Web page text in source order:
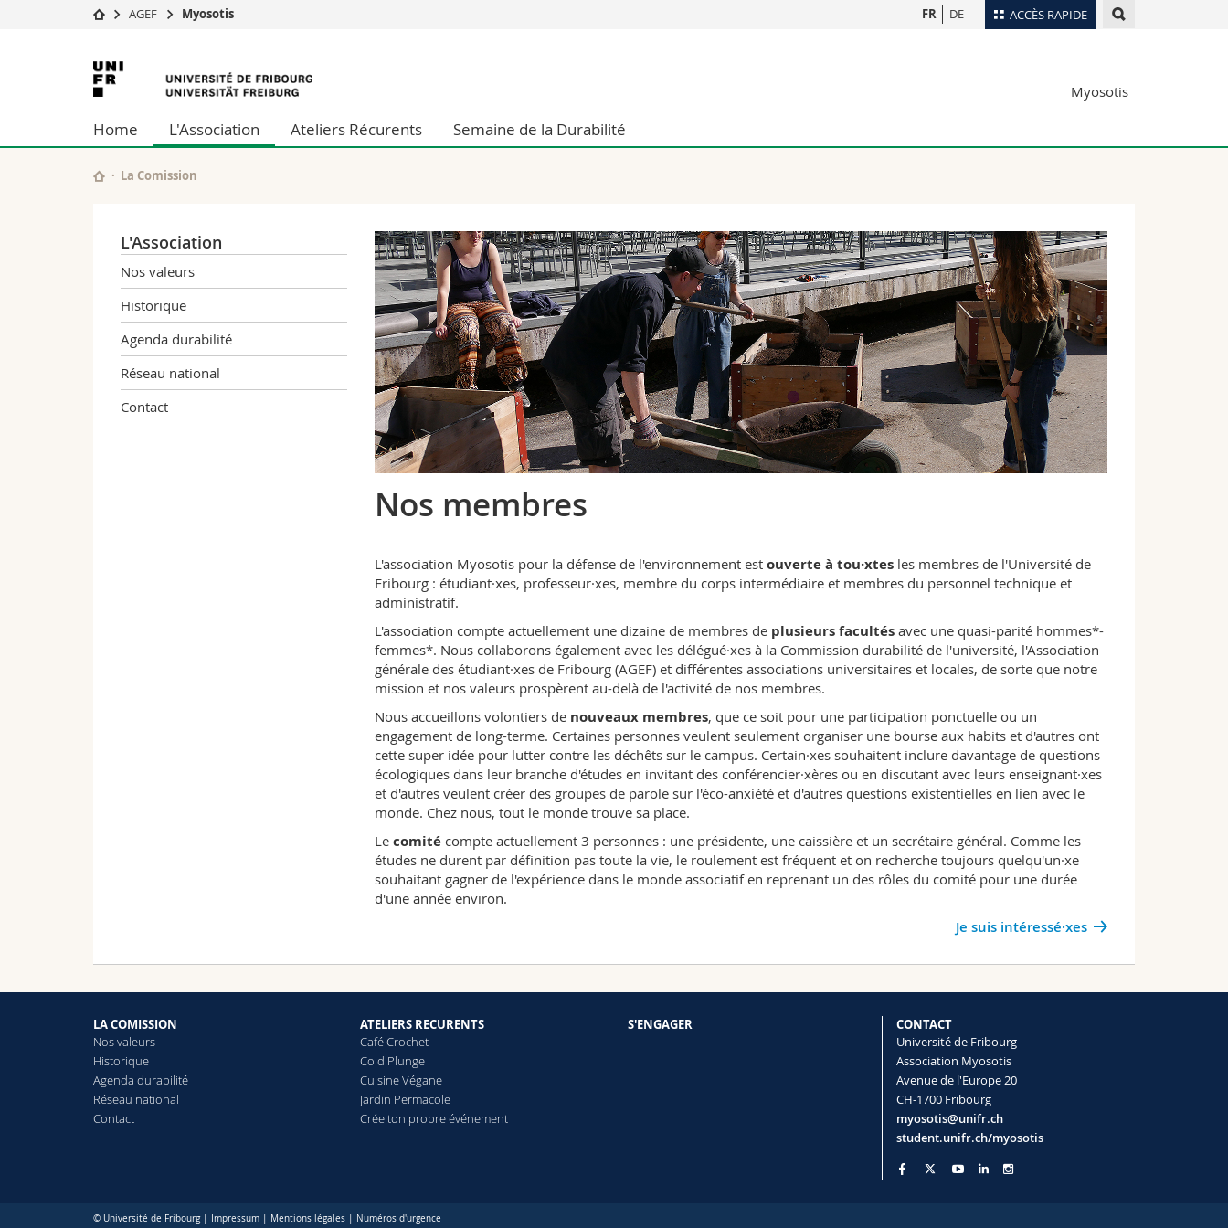
ACCÈS RAPIDE
Université
Recherche
Université
Formation continue
Sciences économiques et sociales et management
Lettres et sciences humaines
Chercheurs
Webmail
FR DE
AGEF Myosotis
Université
de
Fribourg
Myosotis
Home L'Association Ateliers Récurents Semaine de la Durabilité
La Comission
L'Association
Nos valeurs
Historique
Agenda durabilité
Réseau national
Contact
Nos membres
L'association Myosotis pour la défense de l'environnement est ouverte à tou·xtesles membres de l'Université de
Fribourg : étudiant·xes, professeur·xes, membre du corps intermédiaire et membres du personnel technique et
administratif.
L'association compte actuellement une dizaine de membres de plusieurs facultésavec une quasi-parité hommes*-
femmes*. Nous collaborons également avec les délégué·xes à la Commission durabilité de l'université, l'Association
générale des étudiant·xes de Fribourg (AGEF) et différentes associations universitaires et locales, de sorte que notre
mission et nos valeurs prospèrent au-delà de l'activité de nos membres.
Nous accueillons volontiers de nouveaux membres, que ce soit pour une participation ponctuelle ou un
engagement de long-terme. Certaines personnes veulent seulement organiser une bourse aux habits et d'autres ont
cette super idée pour lutter contre les déchêts sur le campus. Certain·xes souhaitent inclure davantage de questions
écologiques dans leur branche d'études en invitant des conférencier·xères ou en discutant avec leurs enseignant·xes
et d'autres veulent créer des groupes de parole sur l'éco-anxiété et d'autres questions existentielles en lien avec le
monde. Chez nous, tout le monde trouve sa place.
Le comitécompte actuellement 3 personnes : une présidente, une caissière et un secrétaire général. Comme les
études ne durent par définition pas toute la vie, le roulement est fréquent et on recherche toujours quelqu'un·xe
souhaitant gagner de l'expérience dans le monde associatif en reprenant un des rôles du comité pour une durée
d'une année environ.
Je suis intéressé·xes
LA COMISSION
Nos valeurs
Historique
Agenda durabilité
Réseau national
Contact
ATELIERS RECURENTS
Café Crochet
Cold Plunge
Cuisine Végane
Jardin Permacole
Crée ton propre événement
S'ENGAGER
CONTACT
Université de Fribourg
Association Myosotis
Avenue de l'Europe 20
CH-1700 Fribourg
myosotis@unifr.ch
student.unifr.ch/myosotis
© Université de Fribourg | Impressum Mentions légales Numéros d'urgence